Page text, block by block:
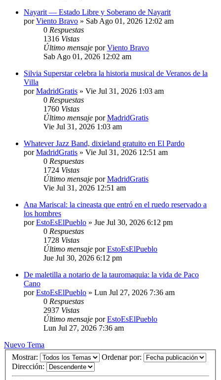
Nayarit — Estado Libre y Soberano de Nayarit
porViento Bravo » Sab Ago 01, 2026 12:02 am
0 Respuestas
1316 Vistas
Último mensaje porViento Bravo
Sab Ago 01, 2026 12:02 am
Silvia Superstar celebra la historia musical de Veranos de la
Villa
porMadridGratis » Vie Jul 31, 2026 1:03 am
0 Respuestas
1760 Vistas
Último mensaje porMadridGratis
Vie Jul 31, 2026 1:03 am
Whatever Jazz Band, dixieland gratuito en El Pardo
porMadridGratis » Vie Jul 31, 2026 12:51 am
0 Respuestas
1724 Vistas
Último mensaje porMadridGratis
Vie Jul 31, 2026 12:51 am
Ana Mariscal: la cineasta que entró en el ruedo reservado a
los hombres
porEstoEsElPueblo » Jue Jul 30, 2026 6:12 pm
0 Respuestas
1728 Vistas
Último mensaje porEstoEsElPueblo
Jue Jul 30, 2026 6:12 pm
De maletilla a notario de la tauromaquia: la vida de Paco
Cano
porEstoEsElPueblo » Lun Jul 27, 2026 7:36 am
0 Respuestas
2937 Vistas
Último mensaje porEstoEsElPueblo
Lun Jul 27, 2026 7:36 am
Nuevo Tema
Mostrar:
Ordenar por:
Dirección: